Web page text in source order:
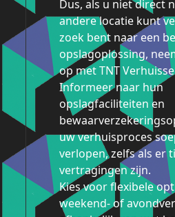
Dus, als u niet direct
andere locatie kunt
zoek bent naar een
opslagoplossing,
op met TNT
Informeer naar hun
opslagfaciliteiten en
uw verhuisproces
verlopen, zelfs als er
vertragingen zijn.
Kies voor flexibele
weekend- of